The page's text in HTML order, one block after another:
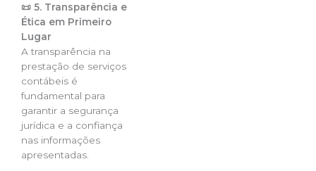
📜 5. Transparência e
Ética em Primeiro
Lugar
A transparência na
prestação de serviços
contábeis é
fundamental para
garantir a segurança
jurídica e a confiança
nas informações
apresentadas.